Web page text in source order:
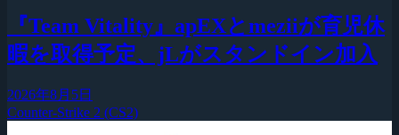
『Team Vitality』apEXとmeziiが育児休
暇を取得予定、jLがスタンドイン加入
2026年8月5日
Counter-Strike 2 (CS2)